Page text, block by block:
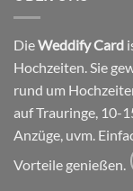
DieWeddify Card
Hochzeiten. Sie
rund um
auf Trauringe, 10-
Anzüge, uvm.
Vorteile genießen.